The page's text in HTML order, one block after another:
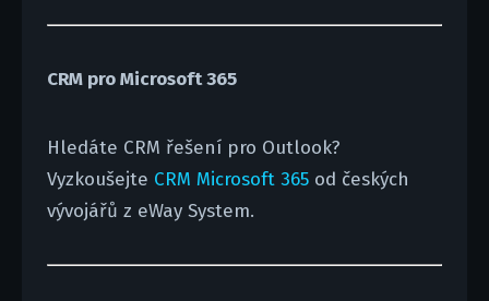
CRM pro Microsoft 365
Hledáte CRM řešení pro Outlook?
Vyzkoušejte CRM Microsoft 365od českých
vývojářů z eWay System.